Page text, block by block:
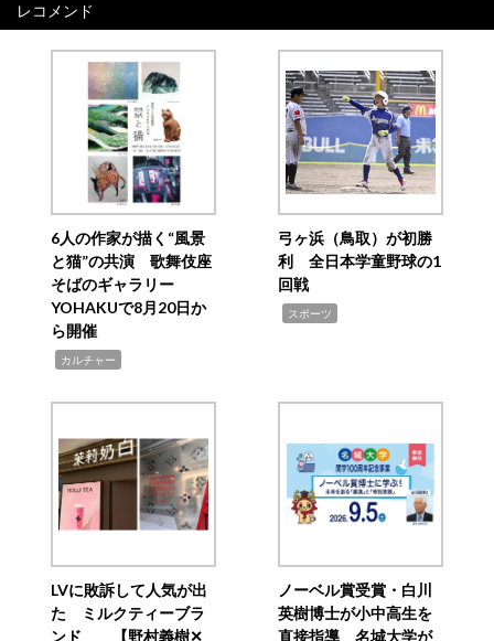
レコメンド
6人の作家が描く“風景
と猫”の共演 歌舞伎座
そばのギャラリー
YOHAKUで8月20日か
ら開催
カルチャー
弓ヶ浜（鳥取）が初勝
利 全日本学童野球の1
回戦
スポーツ
LVに敗訴して人気が出
た ミルクティーブラ
ンド 【野村義樹✕
ノーベル賞受賞・白川
英樹博士が小中高生を
直接指導 名城大学が